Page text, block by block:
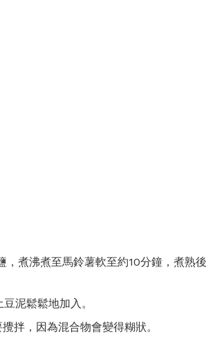
煮沸煮至馬鈴薯軟至約10分鐘，煮熟後
泥鬆鬆地加入。
拌，因為混合物會變得糊狀。